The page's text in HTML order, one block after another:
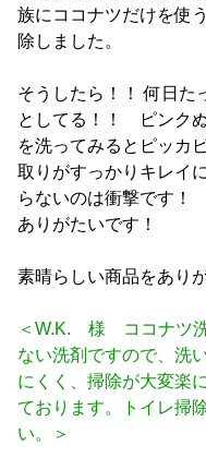
族にココナツだけを使
除しました。
そうしたら！！ 何日た
としてる！！ ピンク
を洗ってみるとピッカ
取りがすっかりキレイ
らないのは衝撃です！
ありがたいです！
素晴らしい商品をあり
＜W.K. 様 ココナツ洗
ない洗剤ですので、洗
にくく、掃除が大変楽
ております。トイレ掃
い。＞